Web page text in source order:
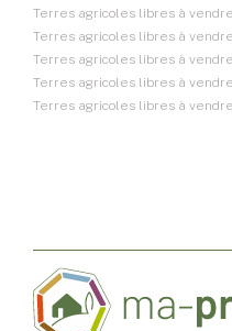
Terres agricoles libres à
Terres agricoles libres à
Terres agricoles libres à
Terres agricoles libres à vendre
Terres agricoles libres à